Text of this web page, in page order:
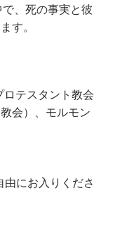
、死の事実と彼
す。
テスタント教会
会）、モルモン
にお入りくださ